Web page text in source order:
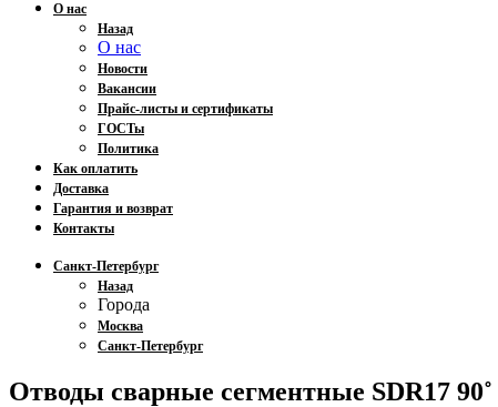
О нас
Назад
О нас
Новости
Вакансии
Прайс-листы и сертификаты
ГОСТы
Политика
Как оплатить
Доставка
Гарантия и возврат
Контакты
Санкт-Петербург
Назад
Города
Москва
Санкт-Петербург
Отводы сварные сегментные SDR17 90˚